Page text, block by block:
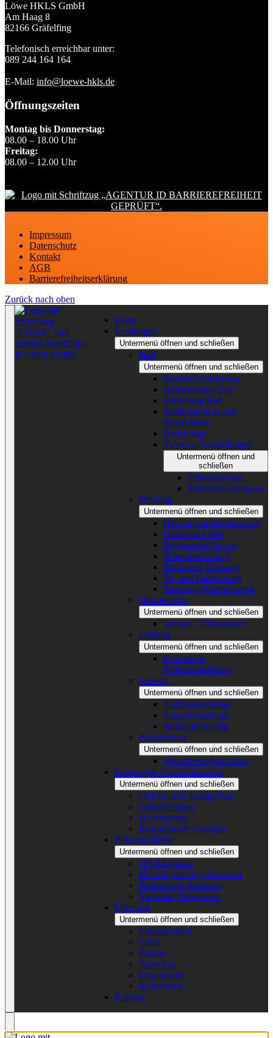
Löwe HKLS GmbH
Am Haag 8
82166 Gräfelfing
Telefonisch erreichbar unter:
089 244 164 164
E-Mail: info@loewe-hkls.de
Öffnungszeiten
Montag bis Donnerstag:
08.00 – 18.00 Uhr
Freitag:
08.00 – 12.00 Uhr
Impressum
Datenschutz
Kontakt
AGB
Barrierefreiheitserklärung
Zurück nach oben
Home
Leistungen
Untermenü öffnen und schließen
Bad
Untermenü öffnen und schließen
Badmodernisierung
Barrierefreies Bad
Förderung Bad
Badinspiration und
Musterbäder
Badanfrage
Virtuelle Ausstellungen
Untermenü öffnen und
schließen
München-Süd
München-Europark
Heizung
Untermenü öffnen und schließen
Heizungsmodernisierung
Heizen mit Gas
Regenerativ heizen
Wärmeverteilung
Förderung Heizung
Öl- und Gasheizung
Samsung Wärmepumpe
Haustechnik
Untermenü öffnen und schließen
Wasser / Trinkwasser
Lüftung
Untermenü öffnen und schließen
Dezentrale
Wohnraumlüftung
Service
Untermenü öffnen und schließen
Auftragserteilung
Angebotsanfrage
Reparaturauftrag
Reparaturen
Untermenü öffnen und schließen
Versicherungsschäden
Leistungen Gewerbekunden
Untermenü öffnen und schließen
Objekt- und Anlagenbau
Sanitäranlagen
Heizsysteme
Regenerative Energien
Planungshilfen
Untermenü öffnen und schließen
3D-Badplaner
Heizungsanfrage-Assistent
Badanfrage-Assistent
Virtueller Showroom
Über uns
Untermenü öffnen und schließen
Unternehmen
Team
Partner
Aktuelles
Downloads
Referenzen
Karriere